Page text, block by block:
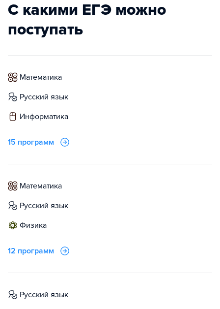
С какими ЕГЭ можно
поступать
математика
русский язык
информатика
15 программ
математика
русский язык
физика
12 программ
русский язык